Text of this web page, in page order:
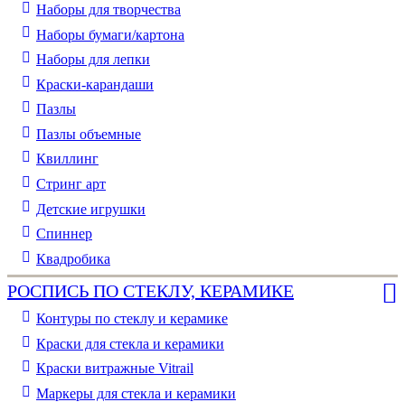
Наборы для творчества
Наборы бумаги/картона
Наборы для лепки
Краски-карандаши
Пазлы
Пазлы объемные
Квиллинг
Стринг арт
Детские игрушки
Спиннер
Квадробика
РОСПИСЬ ПО СТЕКЛУ, КЕРАМИКЕ
Контуры по стеклу и керамике
Краски для стекла и керамики
Краски витражные Vitrail
Маркеры для стекла и керамики